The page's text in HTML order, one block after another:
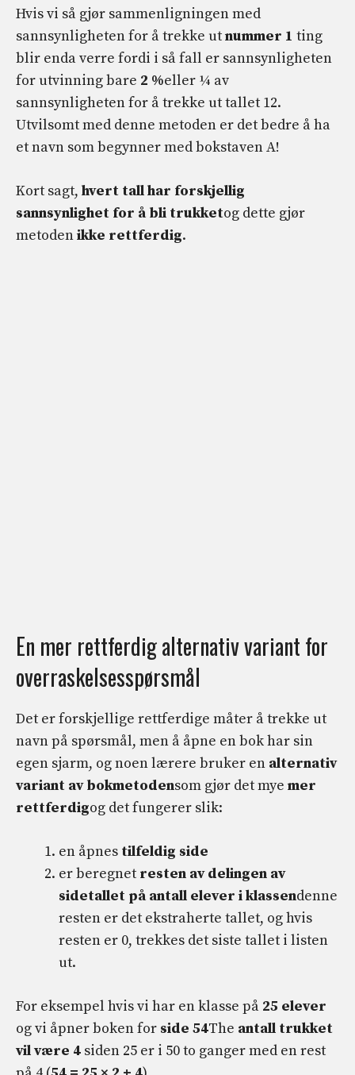
Hvis vi så gjør sammenligningen med
sannsynligheten for å trekke utnummer 1 ting
blir enda verre fordi i så fall er sannsynligheten
for utvinning bare 2 %eller ¼ av
sannsynligheten for å trekke ut tallet 12.
Utvilsomt med denne metoden er det bedre å ha
et navn som begynner med bokstaven A!
Kort sagt, hvert tall har forskjellig
sannsynlighet for å bli trukketog dette gjør
metodenikke rettferdig.
En mer rettferdig alternativ variant for
overraskelsesspørsmål
Det er forskjellige rettferdige måter å trekke ut
navn på spørsmål, men å åpne en bok har sin
egen sjarm, og noen lærere bruker en alternativ
variant av bokmetodensom gjør det mye mer
rettferdigog det fungerer slik:
en åpnes tilfeldig side
er beregnet resten av delingen av
sidetallet på antall elever i klassendenne
resten er det ekstraherte tallet, og hvis
resten er 0, trekkes det siste tallet i listen
ut.
For eksempel hvis vi har en klasse på 25 elever
og vi åpner boken for side 54The antall trukket
vil være 4 siden 25 er i 50 to ganger med en rest